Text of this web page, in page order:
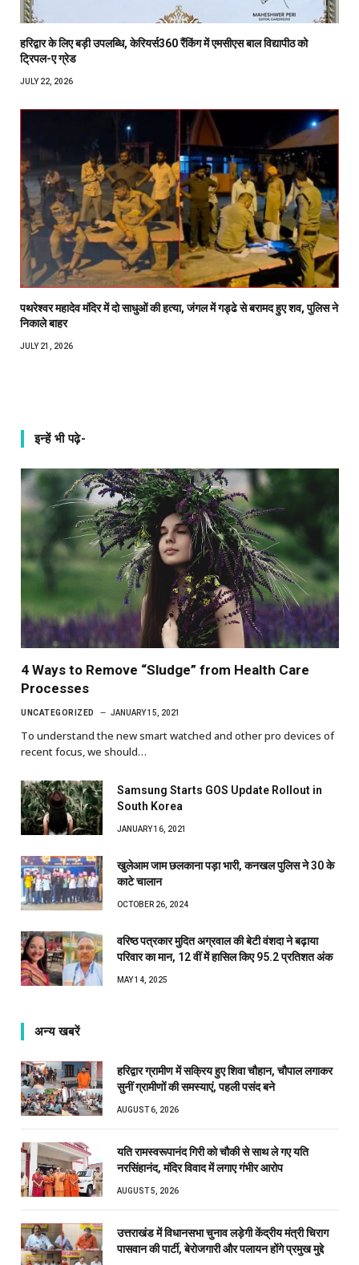
हरिद्वार के लिए बड़ी उपलब्धि, केरियर्स360 रैंकिंग में एमसीएस बाल विद्यापीठ को
ट्रिपल-ए ग्रेड
JULY 22, 2026
पथरेश्वर महादेव मंदिर में दो साधुओं की हत्या, जंगल में गड्ढे से बरामद हुए शव, पुलिस ने
निकाले बाहर
JULY 21, 2026
इन्हें भी पढ़े-
4 Ways to Remove “Sludge” from Health Care
Processes
UNCATEGORIZED JANUARY 15, 2021
To understand the new smart watched and other pro devices of
recent focus, we should…
Samsung Starts GOS Update Rollout in
South Korea
JANUARY 16, 2021
खुलेआम जाम छलकाना पड़ा भारी, कनखल पुलिस ने 30 के
काटे चालान
OCTOBER 26, 2024
वरिष्ठ पत्रकार मुदित अग्रवाल की बेटी वंशदा ने बढ़ाया
परिवार का मान, 12 वीं में हासिल किए 95.2 प्रतिशत अंक
MAY 14, 2025
अन्य खबरें
हरिद्वार ग्रामीण में सक्रिय हुए शिवा चौहान, चौपाल लगाकर
सुनीं ग्रामीणों की समस्याएं, पहली पसंद बने
AUGUST 6, 2026
यति रामस्वरूपानंद गिरी को चौकी से साथ ले गए यति
नरसिंहानंद, मंदिर विवाद में लगाए गंभीर आरोप
AUGUST 5, 2026
उत्तराखंड में विधानसभा चुनाव लड़ेगी केंद्रीय मंत्री चिराग
पासवान की पार्टी, बेरोजगारी और पलायन होंगे प्रमुख मुद्दे